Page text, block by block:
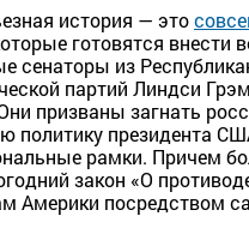
история — это
готовятся внести
сенаторы из
партий Линдси
призваны загнать
политику президента
рамки. Причем
закон «О
Америки посредством